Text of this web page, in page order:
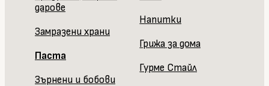
дарове
Замразени храни
Паста
Зърнени и бобови
Напитки
Грижа за дома
Гурме Стайл